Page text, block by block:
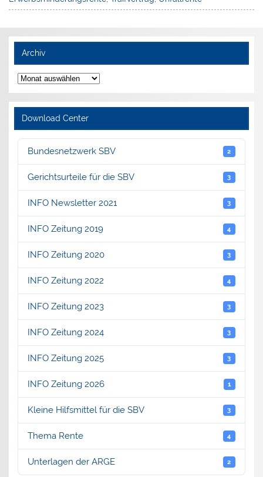
Archiv
Archiv
Download Center
Bundesnetzwerk SBV 2
Gerichtsurteile für die SBV 3
INFO Newsletter 2021 3
INFO Zeitung 2019 4
INFO Zeitung 2020 3
INFO Zeitung 2022 4
INFO Zeitung 2023 3
INFO Zeitung 2024 3
INFO Zeitung 2025 3
INFO Zeitung 2026 1
Kleine Hilfsmittel für die SBV 3
Thema Rente 4
Unterlagen der ARGE 2